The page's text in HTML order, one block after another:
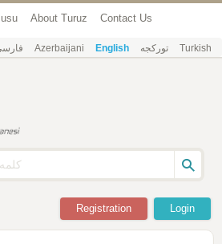
About Turuz Contact Us
Azerbaijani English تورکجه Turkish
Login
Registration